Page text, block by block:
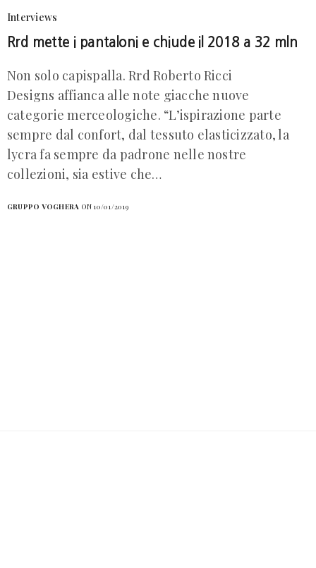
Interviews
Rrd mette i pantaloni e chiude il 2018 a 32 mln
Non solo capispalla. Rrd Roberto Ricci
Designs affianca alle note giacche nuove
categorie merceologiche. “L’ispirazione parte
sempre dal confort, dal tessuto elasticizzato, la
lycra fa sempre da padrone nelle nostre
collezioni, sia estive che…
GRUPPO VOGHERA ON 10/01/2019